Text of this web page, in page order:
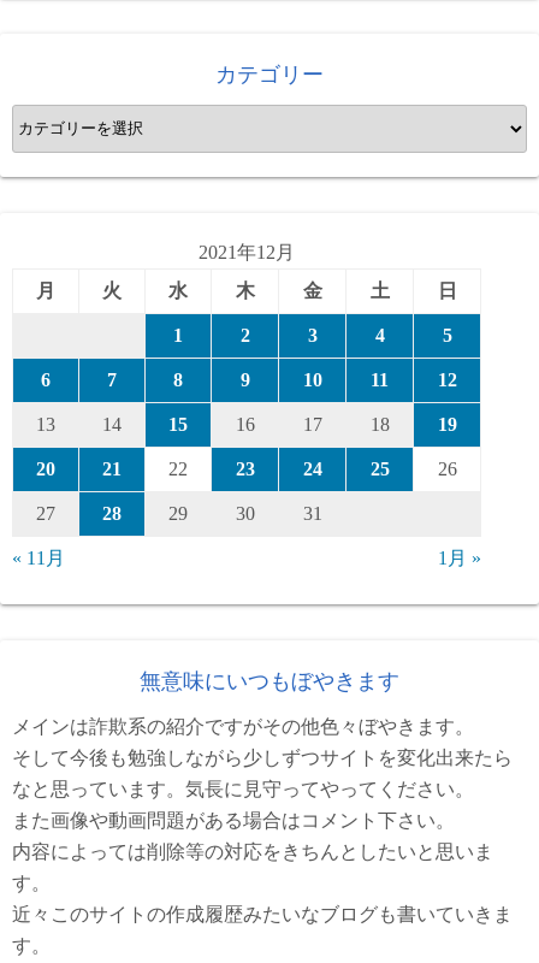
カテゴリー
カ
テ
ゴ
2021年12月
月
火 水 木 金 土 日
1 2 3 4 5
6 7 8 9 10 11 12
13 14 15 16 17 18 19
20 21 22 23 24 25 26
27 28 29 30 31
« 11月 1月 »
無意味にいつもぼやきます
メインは詐欺系の紹介ですがその他色々ぼやきます。
そして今後も勉強しながら少しずつサイトを変化出来たら
なと思っています。気長に見守ってやってください。
また画像や動画問題がある場合はコメント下さい。
内容によっては削除等の対応をきちんとしたいと思いま
す。
近々このサイトの作成履歴みたいなブログも書いていきま
す。